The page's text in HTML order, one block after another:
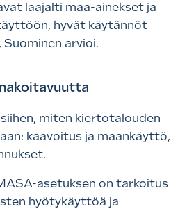
laajalti maa-ainekset ja
hyvät käytännöt
Suominen arvioi.
miten kiertotalouden
kaavoitus ja maankäyttö,
asetuksen on tarkoitus
hyötykäyttöä ja